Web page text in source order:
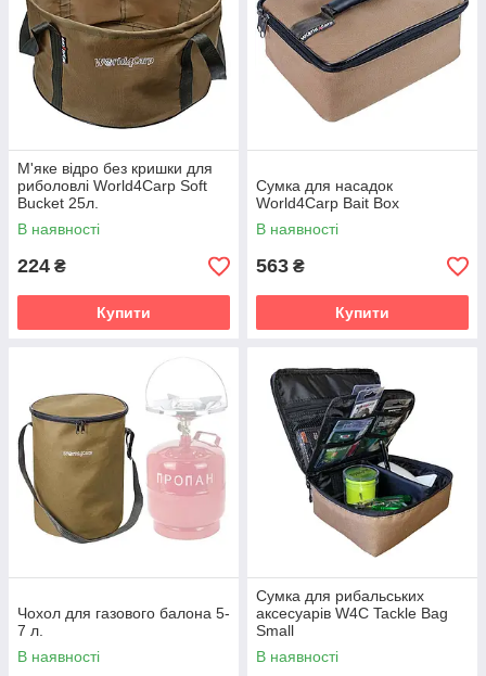
М'яке відро без кришки для
риболовлі World4Carp Soft
Bucket 25л.
В наявності
224 ₴
Купити
Сумка для насадок
World4Carp Bait Box
В наявності
563 ₴
Купити
Чохол для газового балона 5-
7 л.
В наявності
Сумка для рибальських
аксесуарів W4C Tackle Bag
Small
В наявності